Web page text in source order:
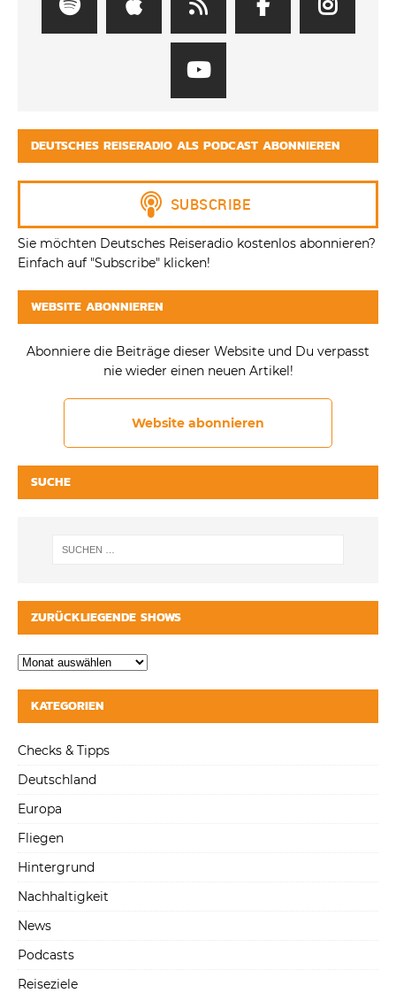
DEUTSCHES REISERADIO ALS PODCAST ABONNIEREN
Sie möchten Deutsches Reiseradio kostenlos abonnieren?
Einfach auf "Subscribe" klicken!
WEBSITE ABONNIEREN
Abonniere die Beiträge dieser Website und Du verpasst
nie wieder einen neuen Artikel!
Website abonnieren
SUCHE
ZURÜCKLIEGENDE SHOWS
KATEGORIEN
Checks & Tipps
Deutschland
Europa
Fliegen
Hintergrund
Nachhaltigkeit
News
Podcasts
Reiseziele